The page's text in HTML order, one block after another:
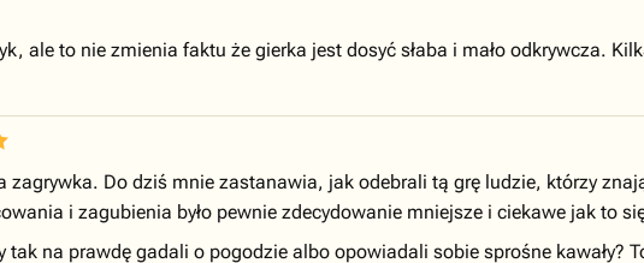
ale to nie zmienia faktu że gierka jest dosyć słaba i mało odkrywcza.
zagrywka. Do dziś mnie zastanawia, jak odebrali tą grę ludzie, którzy
i zagubienia było pewnie zdecydowanie mniejsze i ciekawe jak to
na prawdę gadali o pogodzie albo opowiadali sobie sprośne kawały?